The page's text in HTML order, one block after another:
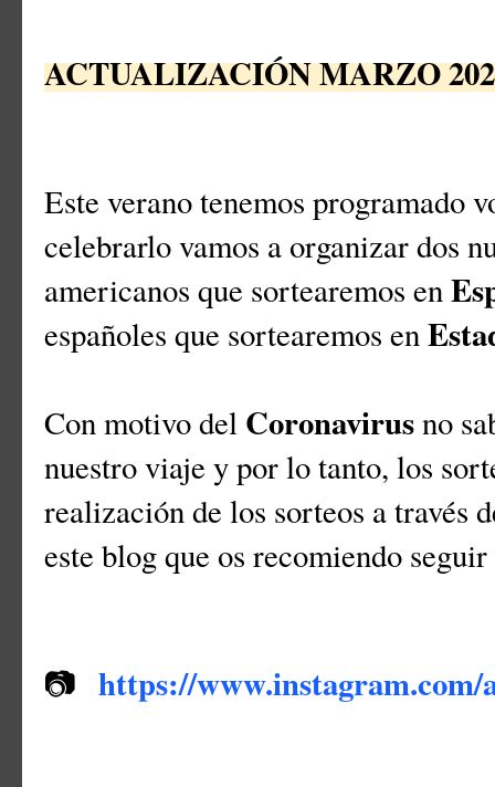
ACTUALIZACIÓN MARZO
Este verano tenemos programado
celebrarlo vamos a organizar dos
americanos que sortearemos en
españoles que sortearemos en
Con motivo del Coronavirusno
nuestro viaje y por lo tanto, los
realización de los sorteos a través
este blog que os recomiendo
📷 https://www.instagram.com/